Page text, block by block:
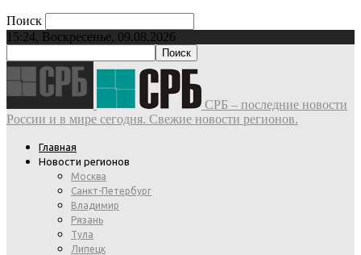
Поиск
15:24, Воскресенье, 09.08.2026
СРБ – последние новости
России и в мире сегодня. Свежие новости регионов.
Главная
Новости регионов
Москва
Санкт-Петербург
Владимир
Рязань
Тула
Липецк